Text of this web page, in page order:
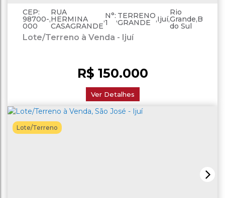
Lote/Terreno à Venda - Ijuí
R$ 150.000
CEP:
98700-
000
,
RUA
HERMINA
CASAGRANDE
,N°:
1 ,TERRENO
GRANDE ,Ijuí,
Rio
Grande
do Sul
,Brasil
Ver Detalhes
Lote/Terreno